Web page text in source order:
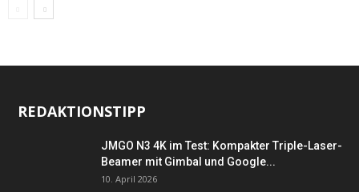
REDAKTIONSTIPP
JMGO N3 4K im Test: Kompakter Triple-Laser-
Beamer mit Gimbal und Google...
10. April 2026